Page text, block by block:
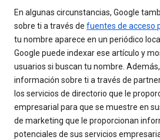
En algunas circunstancias, Google
sobre ti a través de fuentes de acceso
tu nombre aparece en un periódico
Google puede indexar ese artículo y
usuarios si buscan tu nombre.
información sobre ti a través de
los servicios de directorio que le
empresarial para que se muestre en
de marketing que le proporcionan
potenciales de sus servicios